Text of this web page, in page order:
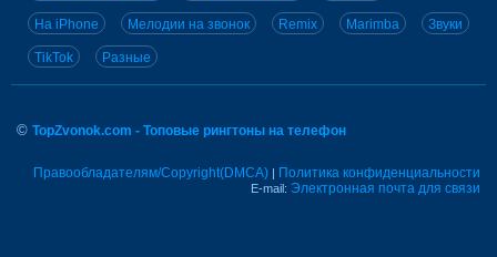
На iPhone Мелодии на звонок Remix Marimba Звуки
TikTok Разные
© TopZvonok.com - Топовые рингтоны на телефон
Правообладателям/Copyright(DMCA) | Политика конфиденциальности
E-mail: Электронная почта для связи